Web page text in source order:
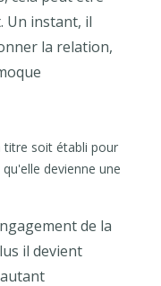
instant, il
la relation,
titre soit établi pour
devienne une
de la
il devient